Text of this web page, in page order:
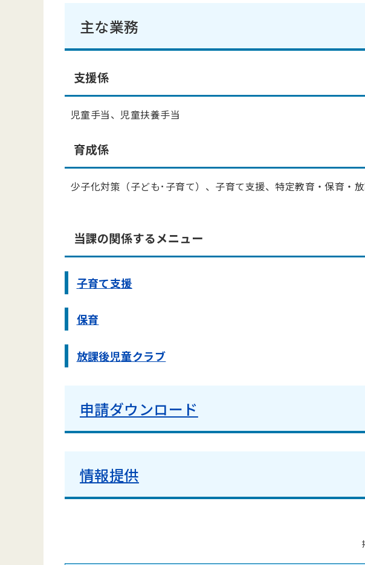
主な業務
支援係
児童手当、児童扶養手当
育成係
少子化対策（子ども･子育て）、子育て支援、特定教育・保育・
当課の関係するメニュー
子育て支援
保育
放課後児童クラブ
申請ダウンロード
情報提供